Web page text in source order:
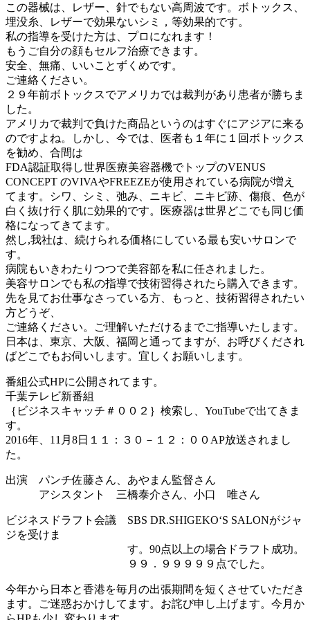
この器械は、レザー、針でもない高周波です。ボトックス、
埋没糸、レザーで効果ないシミ，等効果的です。
私の指導を受けた方は、プロになれます！
もうご自分の顔もセルフ治療できます。
安全、無痛、いいことずくめです。
ご連絡ください。
２９年前ボトックスでアメリカでは裁判があり患者が勝ちま
した。
アメリカで裁判で負けた商品というのはすぐにアジアに来る
のですよね。しかし、今では、医者も１年に１回ボトックス
を勧め、合間は
FDA認証取得し世界医療美容器機でトップのVENUS
CONCEPT のVIVAやFREEZEが使用されている病院が増え
てます。シワ、シミ、弛み、ニキビ、ニキビ跡、傷痕、色が
白く抜け行く肌に効果的です。医療器は世界どこでも同じ価
格になってきてます。
然し,我社は、続けられる価格にしている最も安いサロンで
す。
病院もいきわたりつつで美容部を私に任されました。
美容サロンでも私の指導で技術習得されたら購入できます。
先を見てお仕事なさっている方、もっと、技術習得されたい
方どうぞ、
ご連絡ください。ご理解いただけるまでご指導いたします。
日本は、東京、大阪、福岡と通ってますが、お呼びくだされ
ばどこでもお伺いします。宜しくお願いします。
番組公式HPに公開されてます。
千葉テレビ新番組
｛ビジネスキャッチ＃００２｝検索し、YouTubeで出てきま
す。
2016年、11月8日１１：３０－１２：００AP放送されまし
た。
出演 パンチ佐藤さん、あやまん監督さん
アシスタント 三橋泰介さん、小口 唯さん
ビジネスドラフト会議 SBS DR.SHIGEKO‘S SALONがジャ
ジを受けま
す。90点以上の場合ドラフト成功。
９９．９９９９９点でした。
今年から日本と香港を毎月の出張期間を短くさせていただき
ます。ご迷惑おかけしてます。お詫び申し上げます。今月か